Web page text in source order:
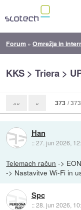
Forum »Omrežja in
KKS > Triera >
«« « 373 / 373
Han
::27. jun 2026,
Telemach račun ->
-> Nastavitve Wi-Fi in
Spc
::28. jun 2026,